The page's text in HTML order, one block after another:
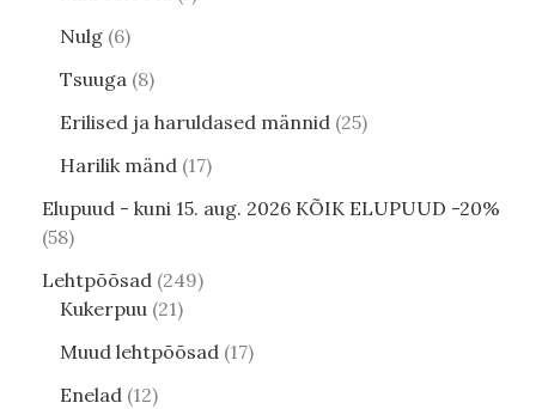
Nulg 6
Tsuuga 8
Erilised ja haruldased männid 25
Harilik mänd 17
Elupuud - kuni 15. aug. 2026 KÕIK ELUPUUD -20%
58
Lehtpõõsad 249
Kukerpuu 21
Muud lehtpõõsad 17
Enelad 12